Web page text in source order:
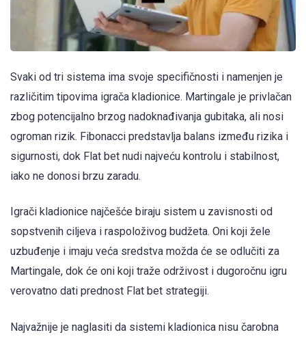
Svaki od tri sistema ima svoje specifičnosti i namenjen je
različitim tipovima igrača kladionice. Martingale je privlačan
zbog potencijalno brzog nadoknađivanja gubitaka, ali nosi
ogroman rizik. Fibonacci predstavlja balans između rizika i
sigurnosti, dok Flat bet nudi najveću kontrolu i stabilnost,
iako ne donosi brzu zaradu.
Igrači kladionice najčešće biraju sistem u zavisnosti od
sopstvenih ciljeva i raspoloživog budžeta. Oni koji žele
uzbuđenje i imaju veća sredstva možda će se odlučiti za
Martingale, dok će oni koji traže održivost i dugoročnu igru
verovatno dati prednost Flat bet strategiji.
Najvažnije je naglasiti da sistemi kladionica nisu čarobna